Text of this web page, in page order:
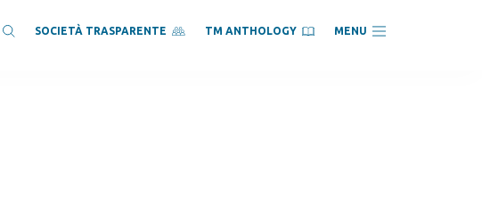
SOCIETÀ TRASPARENTE TM ANTHOLOGY MENU